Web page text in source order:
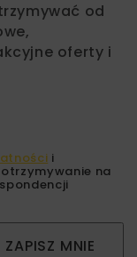
od
oferty i
i
na
ZAPISZ MNIE